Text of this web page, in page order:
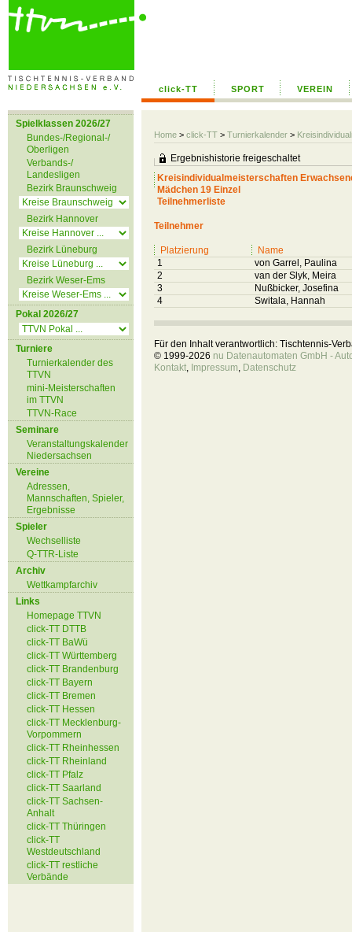
click-TT SPORT VEREIN
Home > click-TT > Turnierkalender >
Spielklassen 2026/27
Bundes-/Regional-/
Oberligen
Verbands-/
Landesligen
Bezirk Braunschweig
Bezirk Hannover
Bezirk Lüneburg
Bezirk Weser-Ems
Pokal 2026/27
Turniere
Turnierkalender des
TTVN
mini-Meisterschaften
im TTVN
TTVN-Race
Seminare
Veranstaltungskalender
Niedersachsen
Vereine
Adressen,
Mannschaften, Spieler,
Ergebnisse
Spieler
Wechselliste
Q-TTR-Liste
Archiv
Wettkampfarchiv
Links
Homepage TTVN
click-TT DTTB
click-TT BaWü
click-TT Württemberg
click-TT Brandenburg
click-TT Bayern
click-TT Bremen
click-TT Hessen
click-TT Mecklenburg-
Vorpommern
click-TT Rheinhessen
click-TT Rheinland
click-TT Pfalz
click-TT Saarland
click-TT Sachsen-
Anhalt
click-TT Thüringen
click-TT
Westdeutschland
click-TT restliche
Verbände
Ergebnishistorie freigeschaltet
Kreisindividualmeisterschaften
Mädchen 19 Einzel
Teilnehmerliste
Teilnehmer
Platzierung
Name
1
von Garrel, Paulina
2
van der Slyk, Meira
3
Nußbicker, Josefina
4
Switala, Hannah
Für den Inhalt verantwortlich: Tischtennis-
© 1999-2026 nu Datenautomaten GmbH -
Kontakt, Impressum, Datenschutz